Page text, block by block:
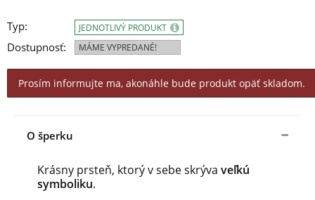
Typ:
Dostupnosť:
JEDNOTLIVÝ PRODUKT
MÁME VYPREDANÉ!
Prosím informujte ma, akonáhle bude produkt opäť skladom.
O šperku
Krásny prsteň, ktorý v sebe skrýva veľkú
symboliku.